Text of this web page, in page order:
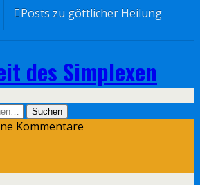
Posts zu göttlicher Heilung
des Simplexen
Kommentare